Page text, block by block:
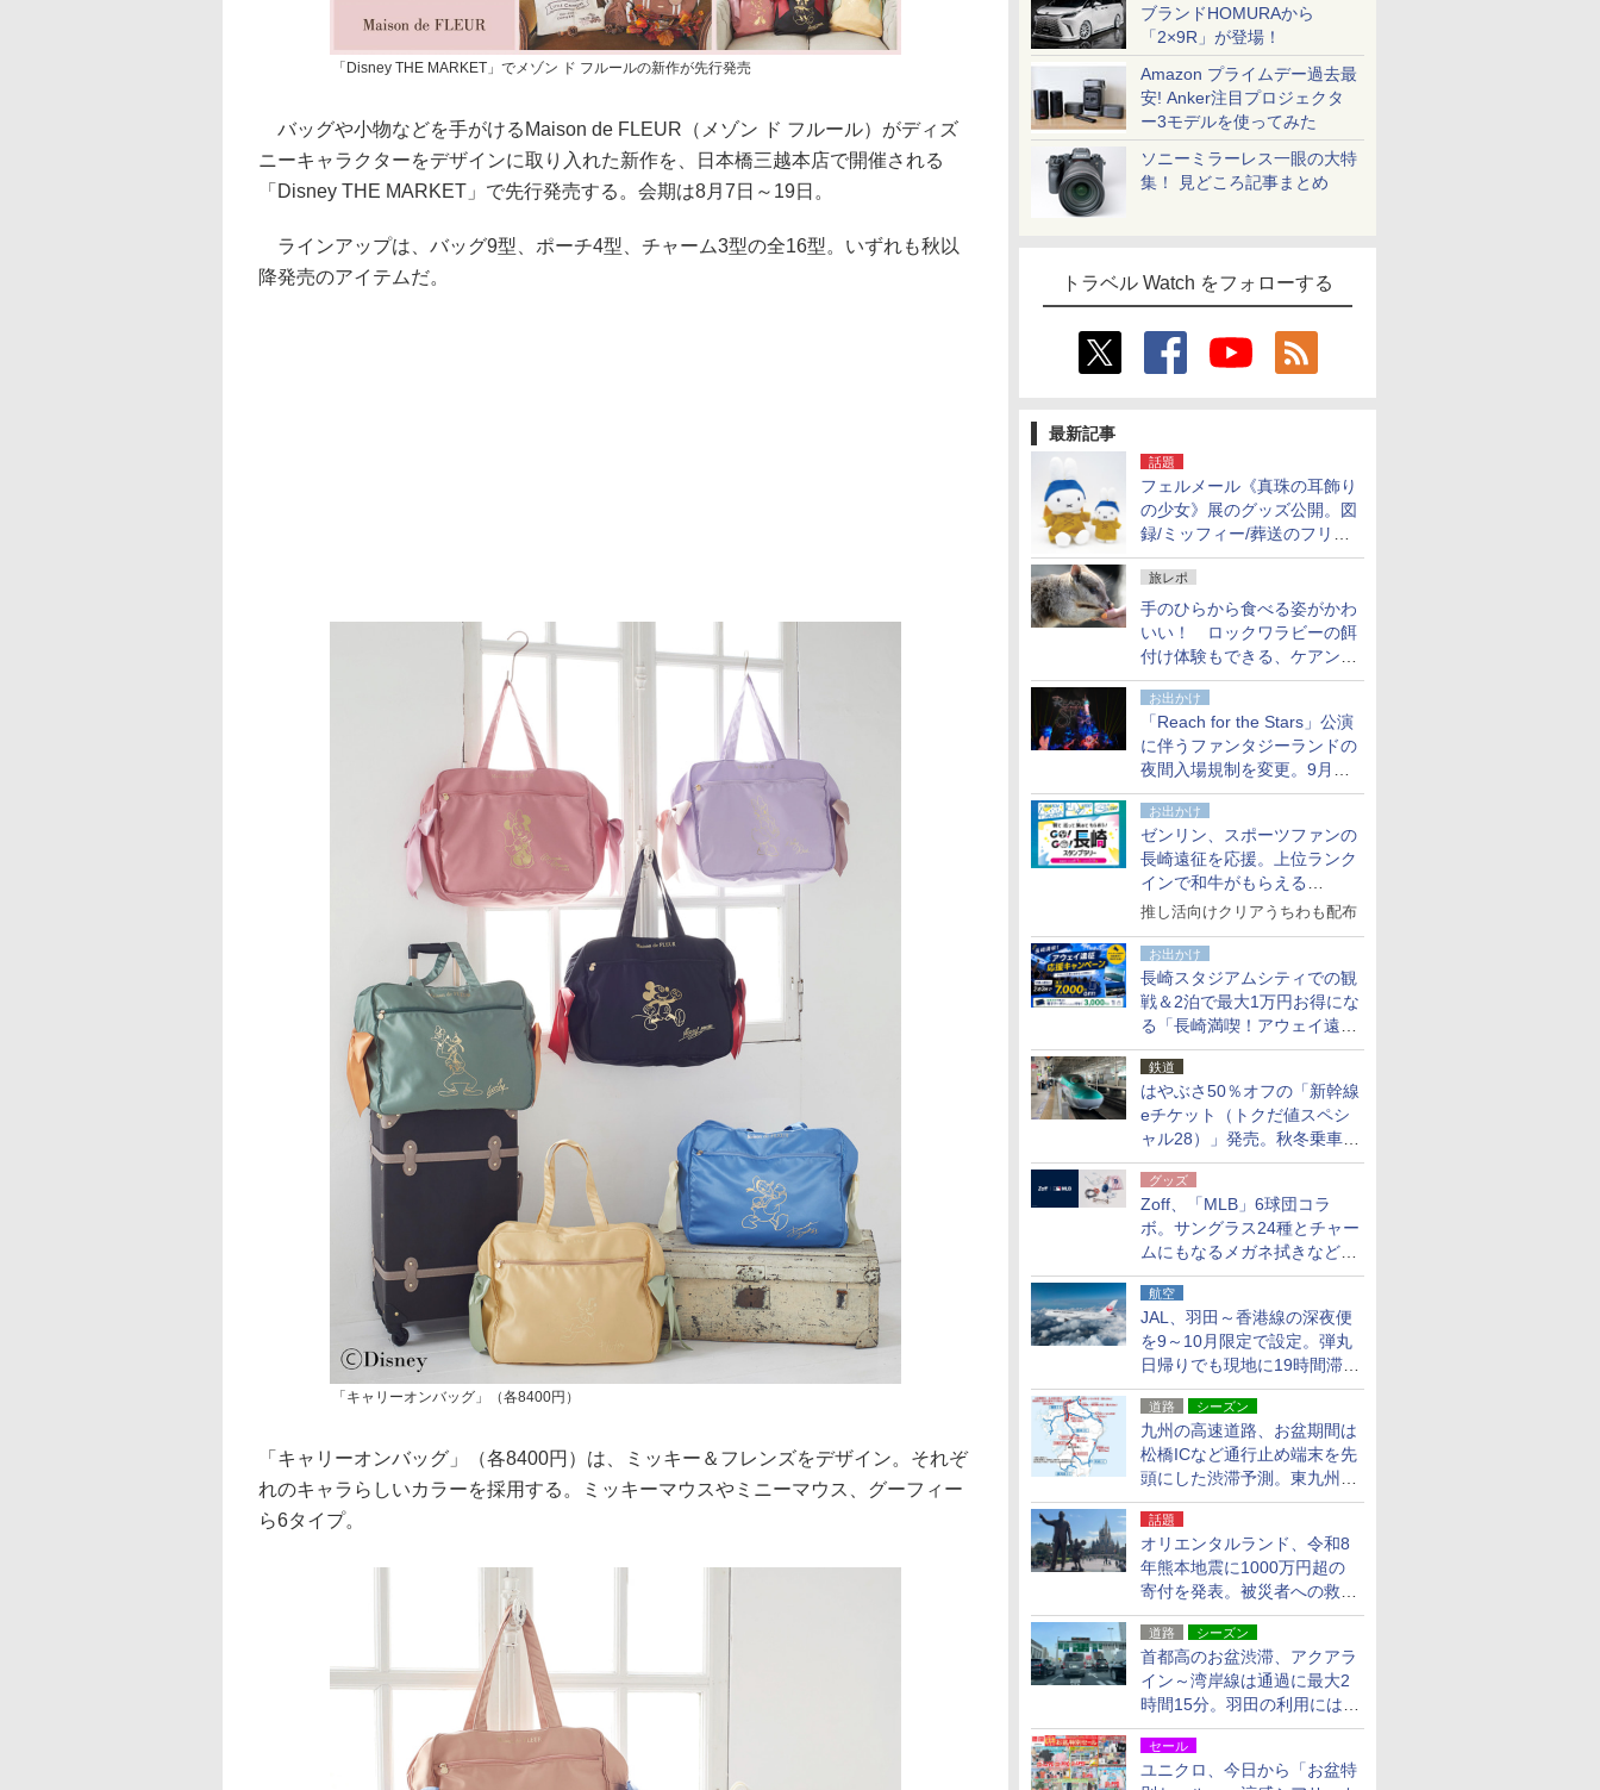
ブランドHOMURAから
「2×9R」が登場！
Amazon プライムデー過去最
安! Anker注目プロジェクタ
ー3モデルを使ってみた
ソニーミラーレス一眼の大特
集！ 見どころ記事まとめ
トラベル Watch をフォローする
最新記事
話題
フェルメール《真珠の耳飾り
の少女》展のグッズ公開。図
録/ミッフィー/葬送のフリー
レンほか、注目ブランドコラ
ボが実現
旅レポ
手のひらから食べる姿がかわ
いい！ ロックワラビーの餌
付け体験もできる、ケアンズ
でアサートン高原の日本語ガ
イド付きツアーに参加してみ
た
お出かけ
「Reach for the Stars」公演
に伴うファンタジーランドの
夜間入場規制を変更。9月か
ら18時50分～20時ごろに
お出かけ
ゼンリン、スポーツファンの
長崎遠征を応援。上位ランク
インで和牛がもらえる
「GO！GO！長崎スタンプラ
推し活向けクリアうちわも配布
お出かけ
長崎スタジアムシティでの観
戦＆2泊で最大1万円お得にな
る「長崎満喫！アウェイ遠征
応援キャンペーン」
鉄道
はやぶさ50％オフの「新幹線
eチケット（トクだ値スペシ
ャル28）」発売。秋冬乗車
分、えきねっと限定
グッズ
Zoff、「MLB」6球団コラ
ボ。サングラス24種とチャー
ムにもなるメガネ拭きなど雑
貨24種
航空
JAL、羽田～香港線の深夜便
を9～10月限定で設定。弾丸
日帰りでも現地に19時間滞在
できる
道路 シーズン
九州の高速道路、お盆期間は
松橋ICなど通行止め端末を先
頭にした渋滞予測。東九州道
への迂回は料金調整を実施
話題
オリエンタルランド、令和8
年熊本地震に1000万円超の
寄付を発表。被災者への救援
活動・復旧支援
道路 シーズン
首都高のお盆渋滞、アクアラ
イン～湾岸線は通過に最大2
時間15分。羽田の利用には
「空港西出口」の利用検討を
セール
ユニクロ、今日から「お盆特
「Disney THE MARKET」でメゾン ド フルールの新作が先行発売
バッグや小物などを手がけるMaison de FLEUR（メゾン ド フルール）がディズ
ニーキャラクターをデザインに取り入れた新作を、日本橋三越本店で開催される
「Disney THE MARKET」で先行発売する。会期は8月7日～19日。
ラインアップは、バッグ9型、ポーチ4型、チャーム3型の全16型。いずれも秋以
降発売のアイテムだ。
「キャリーオンバッグ」（各8400円）
「キャリーオンバッグ」（各8400円）は、ミッキー＆フレンズをデザイン。それぞ
れのキャラらしいカラーを採用する。ミッキーマウスやミニーマウス、グーフィー
ら6タイプ。